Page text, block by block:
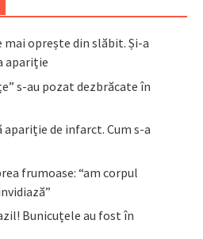
mai oprește din slăbit. Și-a
apariție
s-au pozat dezbrăcate în
apariție de infarct. Cum s-a
frumoase: “am corpul
Bunicuțele au fost în